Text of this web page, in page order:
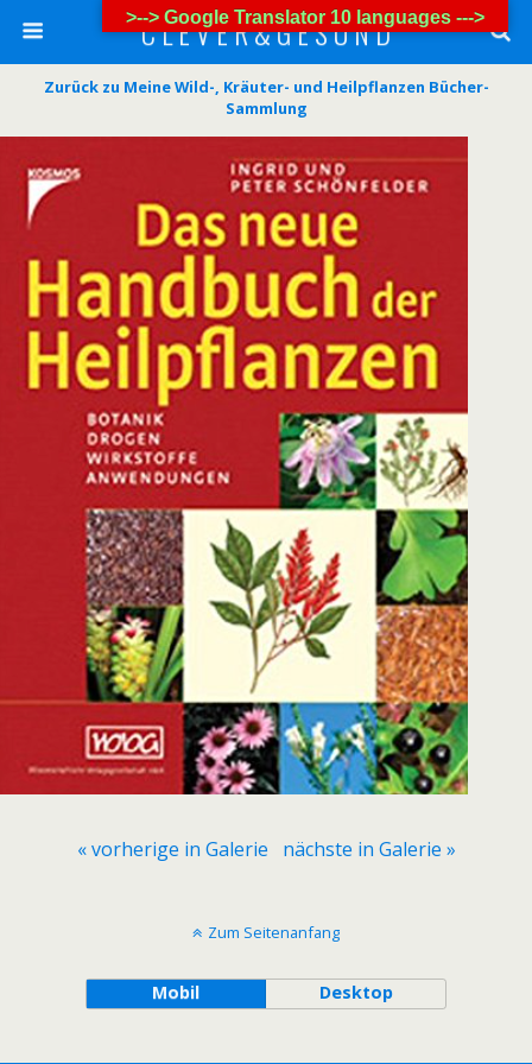
C L E V E R & G E S U N D
Zurück zu Meine Wild-, Kräuter- und Heilpflanzen Bücher-
Sammlung
« vorherige in Galerie nächste in Galerie »
Zum Seitenanfang
Mobil Desktop
>--> Google Translator 10 languages --->